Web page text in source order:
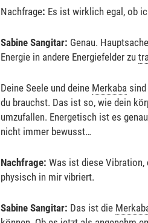
Nachfrage: Es ist wirklich egal, ob
Sabine Sangitar: Genau.
Energie in andere Energiefelder zu
Deine Seele und deine Merkabasind
du brauchst. Das ist so, wie dein
umzufallen. Energetisch ist es
nicht immer bewusst…
Nachfrage: Was ist diese Vibration,
physisch in mir vibriert.
Sabine Sangitar: Das ist die